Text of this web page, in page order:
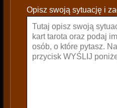
e
a
Opisz swoją sytuację i